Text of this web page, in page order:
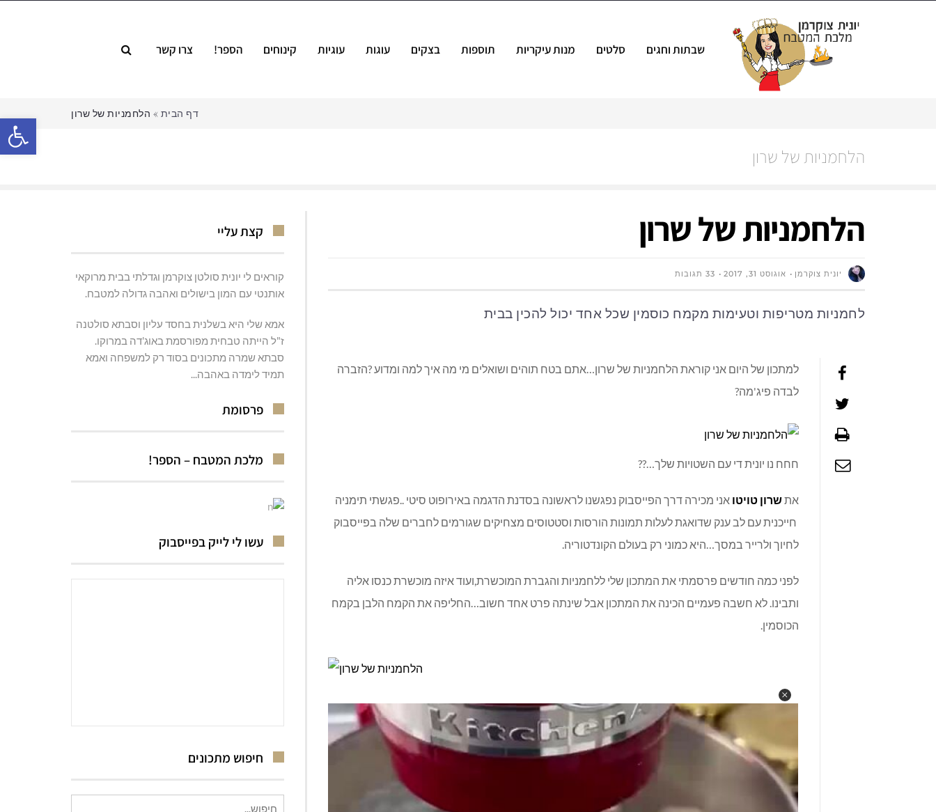
פתח
שבתות וחגים סלטים מנות עיקריות תוספות בצקים עוגות עוגיות קינוחים הספר! צרו קשר
דף הבית » הלחמניות של שרון
הלחמניות של שרון
הלחמניות של שרון
יונית צוקרמן אוגוסט 31, 2017 33 תגובות
לחמניות מטריפות וטעימות מקמח כוסמין שכל אחד יכול להכין בבית
למתכון של היום אני קוראת הלחמניות של שרון…אתם בטח תוהים ושואלים מי מה איך למה ומדוע ?הזברה
לבדה פיג'מה?
חחח נו יונית די עם השטויות שלך…??
אתשרון טויטו אני מכירה דרך הפייסבוק נפגשנו לראשונה בסדנת הדגמה באירופוט סיטי ..פגשתי תימניה
חייכנית עם לב ענק שדואגת לעלות תמונות הורסות וסטטוסים מצחיקים שגורמים לחברים שלה בפייסבוק
לחיוך ולרייר במסך…היא כמוני רק בעולם הקונדטוריה.
לפני כמה חודשים פרסמתי את המתכון שלי ללחמניות והגברת המוכשרת,ועוד איזה מוכשרת כנסו אליה
ותבינו. לא חשבה פעמיים הכינה את המתכון אבל שינתה פרט אחד חשוב…החליפה את הקמח הלבן בקמח
הכוסמין.
קצת עליי
קוראים לי יונית סולטן צוקרמן וגדלתי בבית מרוקאי
אותנטי עם המון בישולים ואהבה גדולה למטבח.
אמא שלי היא בשלנית בחסד עליון וסבתא סולטנה
ז"ל הייתה טבחית מפורסמת באוג'דה במרוקו.
סבתא שמרה מתכונים בסוד רק למשפחה ואמא
תמיד לימדה באהבה...
פרסומת
מלכת המטבח – הספר!
עשו לי לייק בפייסבוק
חיפוש מתכונים